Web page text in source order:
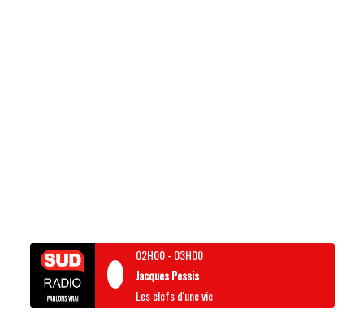
02H00- 03H00
Jacques Pessis
Les clefs d'une vie